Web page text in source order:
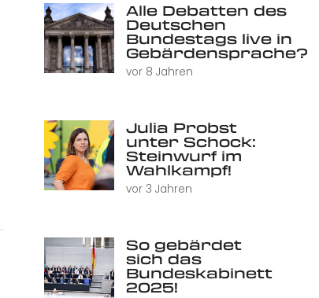
Alle Debatten des
Deutschen
Bundestags live in
Gebärdensprache?
vor 8 Jahren
Julia Probst
unter Schock:
Steinwurf im
Wahlkampf!
vor 3 Jahren
So gebärdet
sich das
Bundeskabinett
2025!